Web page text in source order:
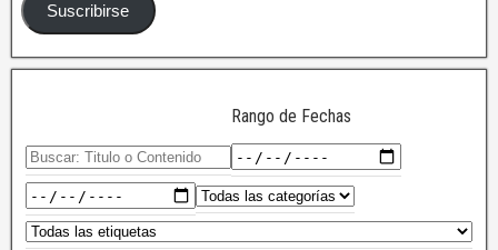
Suscribirse
Rango de Fechas